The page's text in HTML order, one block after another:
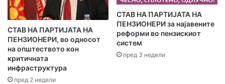
а
д
р
е
с
а
т
а
СТАВ НА ПАРТИЈАТА НА
ПЕНЗИОНЕРИ, во односот
на општеството кон
критичната
инфраструктура
пред 2 недели
​СТАВ НА ПАРТИЈАТА НА
ПЕНЗИОНЕРИ за најавените
реформи во пензискиот
систем
пред 3 недели